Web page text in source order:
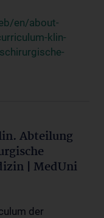
en/about-
klin-
Abteilung
| MedUni
der